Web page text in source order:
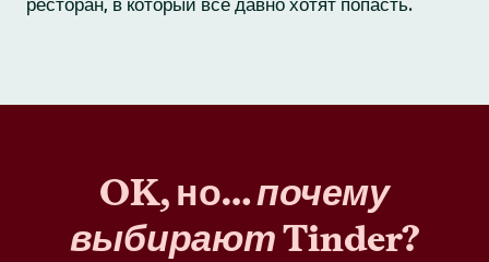
ресторан, в который все давно хотят попасть.
OK, но…почему
выбираютTinder?